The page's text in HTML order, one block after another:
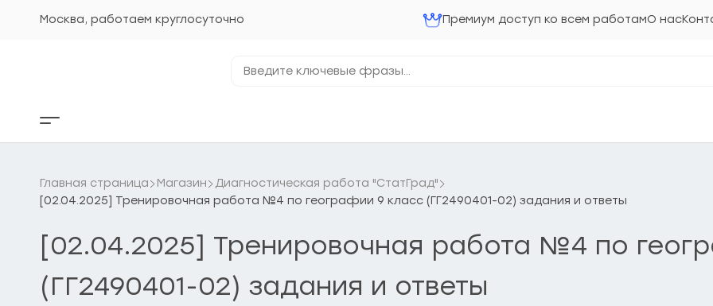
Москва, работаем круглосуточно Премиум доступ ко всем работамО нас
ключевые
Кнопка
бокового
Главная страница Магазин
Диагностическая работа "СтатГрад"
[02.04.2025] Тренировочная работа №4 по географии 9 класс (ГГ2490401-02) задания и ответы
[02.04.2025] Тренировочная работа №4 по
(ГГ2490401-02) задания и ответы